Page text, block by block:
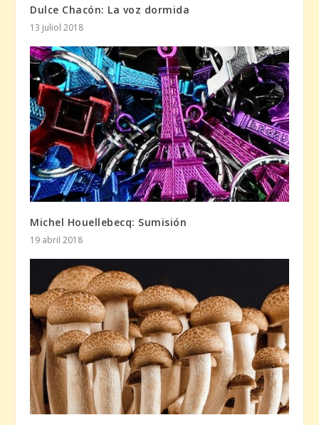
Dulce Chacón: La voz dormida
13 juliol 2018
Michel Houellebecq: Sumisión
19 abril 2018